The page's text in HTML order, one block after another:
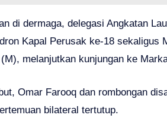
di dermaga, delegasi Angkatan
Kapal Perusak ke-18 sekaligus
melanjutkan kunjungan ke
Omar Farooq dan rombongan
bilateral tertutup.